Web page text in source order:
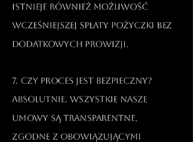
Istnieje również możliwość
wcześniejszej spłaty pożyczki bez
dodatkowych prowizji.​
7. Czy proces jest bezpieczny?
Absolutnie. Wszystkie nasze
umowy są transparentne,
zgodne z obowiązującymi